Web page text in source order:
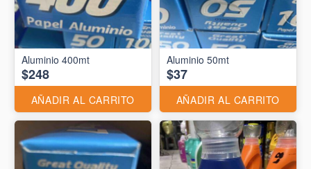
Aluminio 400mt
$248
AÑADIR AL CARRITO
Aluminio 50mt
$37
AÑADIR AL CARRITO